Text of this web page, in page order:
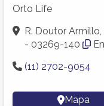
Orto Life
R. Doutor
- 03269-140
(11) 2702-9054
Mapa